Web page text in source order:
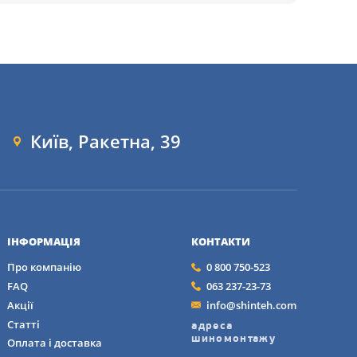
алмаз, для
Київ, Ракетна, 39
ІНФОРМАЦІЯ
Про компанію
FAQ
Акції
Статті
Оплата і доставка
КОНТАКТИ
0 800 750-523
063 237-23-73
info@shinteh.com
адреса
шиномонтажу